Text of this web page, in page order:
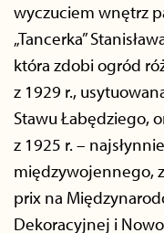
wyczuciem wnętrz
„Tancerka”
która zdobi ogród
z 1929 r.,
Stawu Łabędziego,
z 1925 r. –
międzywojennego,
prix na
Dekoracyjnej i